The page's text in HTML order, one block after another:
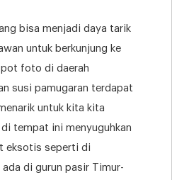
bisa menjadi daya tarik
untuk berkunjung ke
foto di daerah
susi pamugaran terdapat
untuk kita kita
tempat ini menyuguhkan
eksotis seperti di
di gurun pasir Timur-